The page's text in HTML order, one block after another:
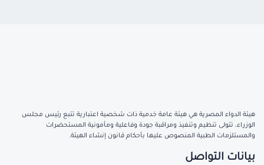
هيئة الدواء المصرية هي هيئة عامة خدمية ذات شخصية اعتبارية تتبع رئيس مجلس
الوزراء، تتولى تنظيم وتنفيذ ومراقبة جودة وفاعلية ومأمونية المستحضرات
والمستلزمات الطبية المنصوص عليها بأحكام قانون إنشاء الهيئة.
بيانات التواصل